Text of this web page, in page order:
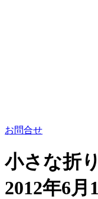
お問合せ
小さな折
2012年6月